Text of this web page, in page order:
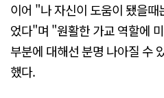
이어 "나 자신이 도움이 됐을
었다"며 "원활한 가교 역할에
부분에 대해선 분명 나아질 수
했다.